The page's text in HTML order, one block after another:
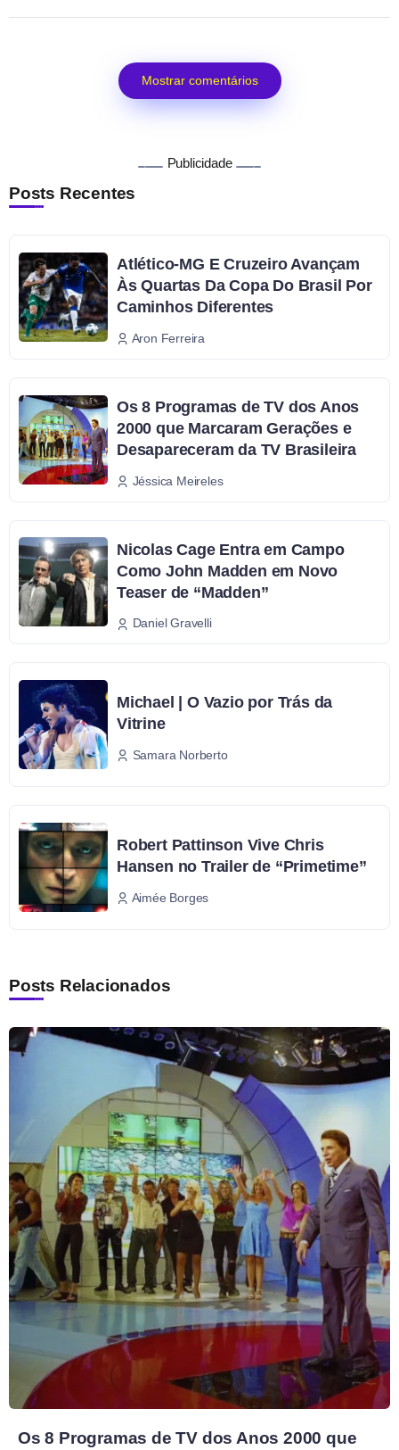
Mostrar comentários
Publicidade
Posts Recentes
Atlético-MG E Cruzeiro Avançam
Às Quartas Da Copa Do Brasil Por
Caminhos Diferentes
Aron Ferreira
Os 8 Programas de TV dos Anos
2000 que Marcaram Gerações e
Desapareceram da TV Brasileira
Jéssica Meireles
Nicolas Cage Entra em Campo
Como John Madden em Novo
Teaser de “Madden”
Daniel Gravelli
Michael | O Vazio por Trás da
Vitrine
Samara Norberto
Robert Pattinson Vive Chris
Hansen no Trailer de “Primetime”
Aimée Borges
Posts Relacionados
Os 8 Programas de TV dos Anos 2000 que